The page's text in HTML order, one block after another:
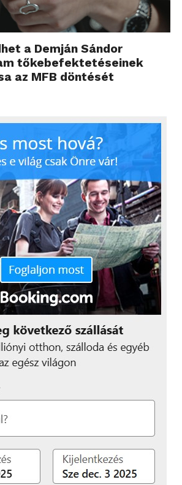
a Demján Sándor
tőkebefektetéseinek
az MFB döntését